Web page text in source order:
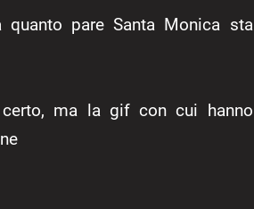
pare Santa Monica sta
certo, ma la gif con cui hanno